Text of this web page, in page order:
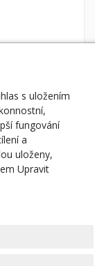
s uložením
fungování
a
uloženy,
Upravit